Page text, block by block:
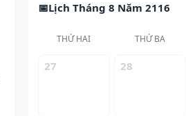
Lịch Tháng 8 Năm 2116
THỨ HAI THỨ BA
27 28